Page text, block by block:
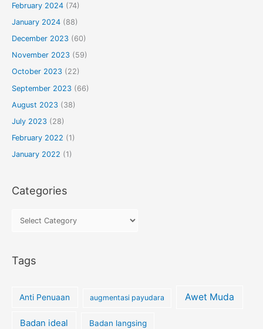
February 2024(74)
January 2024(88)
December 2023(60)
November 2023(59)
October 2023(22)
September 2023(66)
August 2023(38)
July 2023(28)
February 2022 (1)
January 2022 (1)
Categories
Tags
Anti Penuaan augmentasi payudara Awet Muda
Badan ideal Badan langsing